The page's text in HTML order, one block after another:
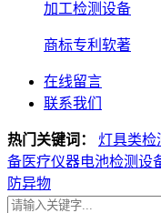
加工检测设备
商标专利软著
在线留言
联系我们
热门关键词： 灯具类检
备医疗仪器电池检测设
防异物